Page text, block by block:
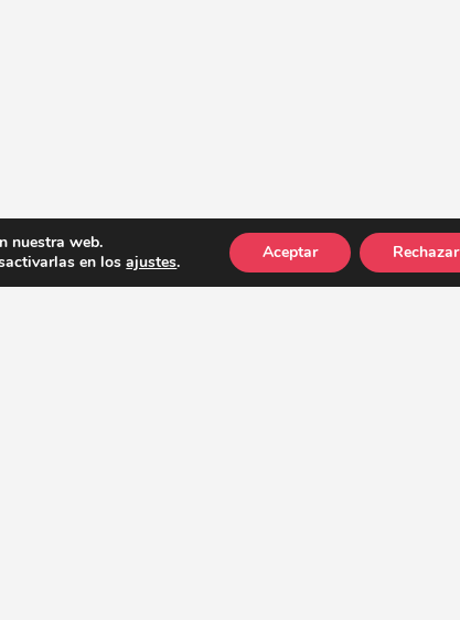
nuestra web.
en losajustes. Aceptar Rechazar